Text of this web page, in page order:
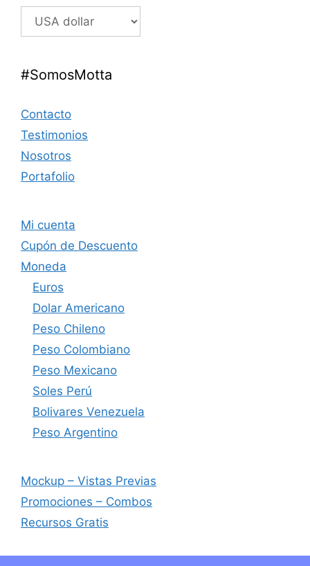
#SomosMotta
Contacto
Testimonios
Nosotros
Portafolio
Mi cuenta
Cupón de Descuento
Moneda
Euros
Dolar Americano
Peso Chileno
Peso Colombiano
Peso Mexicano
Soles Perú
Bolivares Venezuela
Peso Argentino
Mockup – Vistas Previas
Promociones – Combos
Recursos Gratis